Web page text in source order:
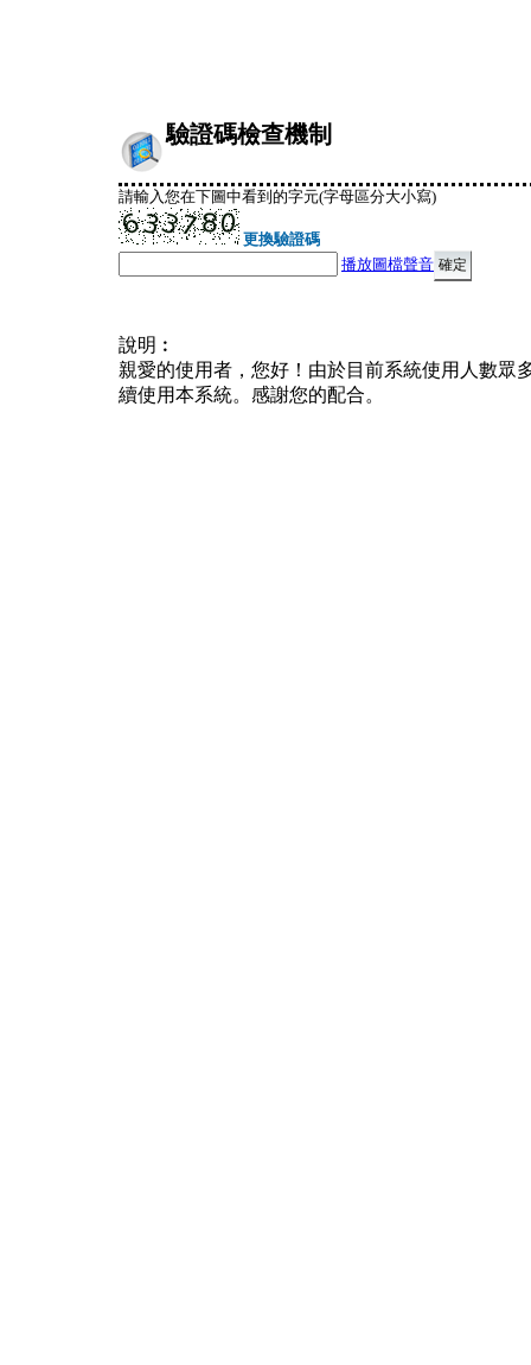
驗證碼檢查機制
請輸入您在下圖中看到的字元(字母區分大小寫)
更換驗證碼
播放圖檔聲音
說明︰
親愛的使用者，您好！由於目前系統使用人數眾
續使用本系統。感謝您的配合。